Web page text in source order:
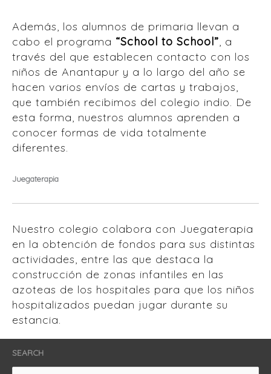
Además, los alumnos de primaria llevan a
cabo el programa “School to School”, a
través del que establecen contacto con los
niños de Anantapur y a lo largo del año se
hacen varios envíos de cartas y trabajos,
que también recibimos del colegio indio. De
esta forma, nuestros alumnos aprenden a
conocer formas de vida totalmente
diferentes.
Juegaterapia
Nuestro colegio colabora con Juegaterapia
en la obtención de fondos para sus distintas
actividades, entre las que destaca la
construcción de zonas infantiles en las
azoteas de los hospitales para que los niños
hospitalizados puedan jugar durante su
estancia.
SEARCH